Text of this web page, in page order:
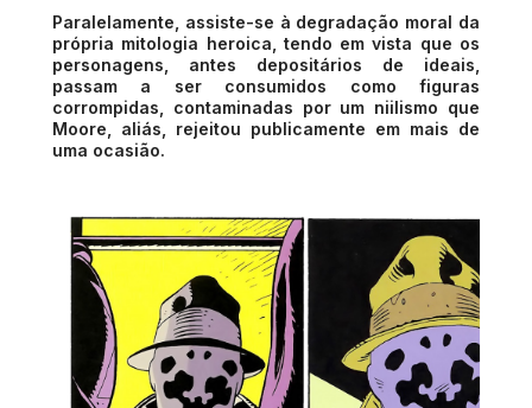
Paralelamente, assiste-se à degradação moral da
própria mitologia heroica, tendo em vista que os
personagens, antes depositários de ideais,
passam a ser consumidos como figuras
corrompidas, contaminadas por um niilismo que
Moore, aliás, rejeitou publicamente em mais de
uma ocasião.